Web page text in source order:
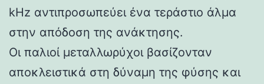
kHz αντιπροσωπεύει ένα τεράστιο άλμα
στην απόδοση της ανάκτησης.
Οι παλιοί μεταλλωρύχοι βασίζονταν
αποκλειστικά στη δύναμη της φύσης και